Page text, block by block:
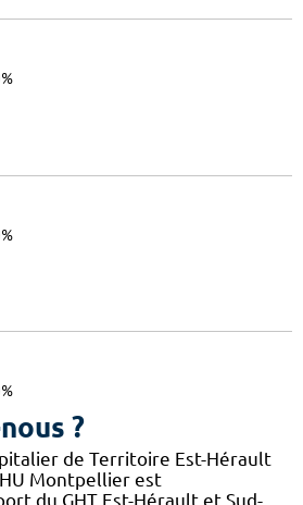
?
de Territoire Est-Hérault
Montpellier est
du GHT Est-Hérault et Sud-